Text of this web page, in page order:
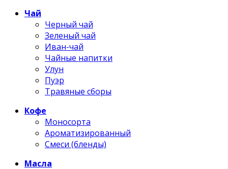
Чай
Черный чай
Зеленый чай
Иван-чай
Чайные напитки
Улун
Пуэр
Травяные сборы
Кофе
Моносорта
Ароматизированный
Смеси (бленды)
Масла